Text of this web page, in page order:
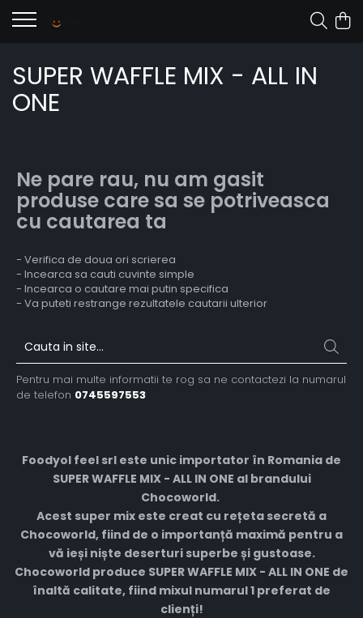
SUPER WAFFLE MIX - ALL IN
ONE
Ne pare rau, nu am gasit
produse care sa se potriveasca
cu cautarea ta
- Verifica de doua ori scrierea
- Incearca sa cauti cuvinte simple
- Incearca o cautare mai putin specifica
- Va puteti restrange rezultatele cautarii ulterior
Pentru mai multe informatii te rog sa ne contactezi la numarul
de telefon 0745597553
Foodyol feel srl este unic importator în Romania de
SUPER WAFFLE MIX - ALL IN ONE al brandului
Chocoworld.
Acest super mix este creat cu rețeta secretă a
Chocoworld, fiind de o importanță maximă pentru a
vă ieși niște deserturi superbe și gustoase.
Chocoworld produce SUPER WAFFLE MIX - ALL IN ONE de
înaltă calitate, fiind mixul numarul 1 preferat de
clienți!